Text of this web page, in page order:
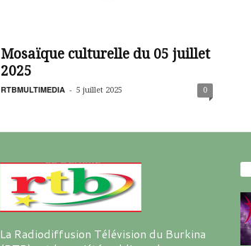
Mosaïque culturelle du 05 juillet
2025
RTBMULTIMEDIA - 5 juillet 2025 0
La Radiodiffusion Télévision du Burkina